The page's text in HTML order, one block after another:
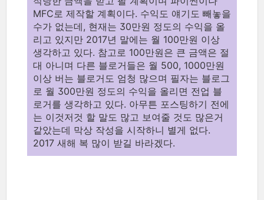
MFC로 제작할 계획이다. 수익도 얘기도 빼놓을
수가 없는데, 현재는 30만원 정도의 수익을 올
리고 있지만 2017년 말에는 월 100만원 이상
생각하고 있다. 참고로 100만원은 큰 금액은 절
대 아니며 다른 블로거들은 월 500, 1000만원
이상 버는 블로거도 엄청 많으며 필자는 블로그
로 월 300만원 정도의 수익을 올리면 전업 블
로거를 생각하고 있다. 아무튼 포스팅하기 전에
는 이것저것 할 말도 많고 보여줄 것도 많은거
같았는데 막상 작성을 시작하니 별게 없다.
2017 새해 복 많이 받길 바라겠다.